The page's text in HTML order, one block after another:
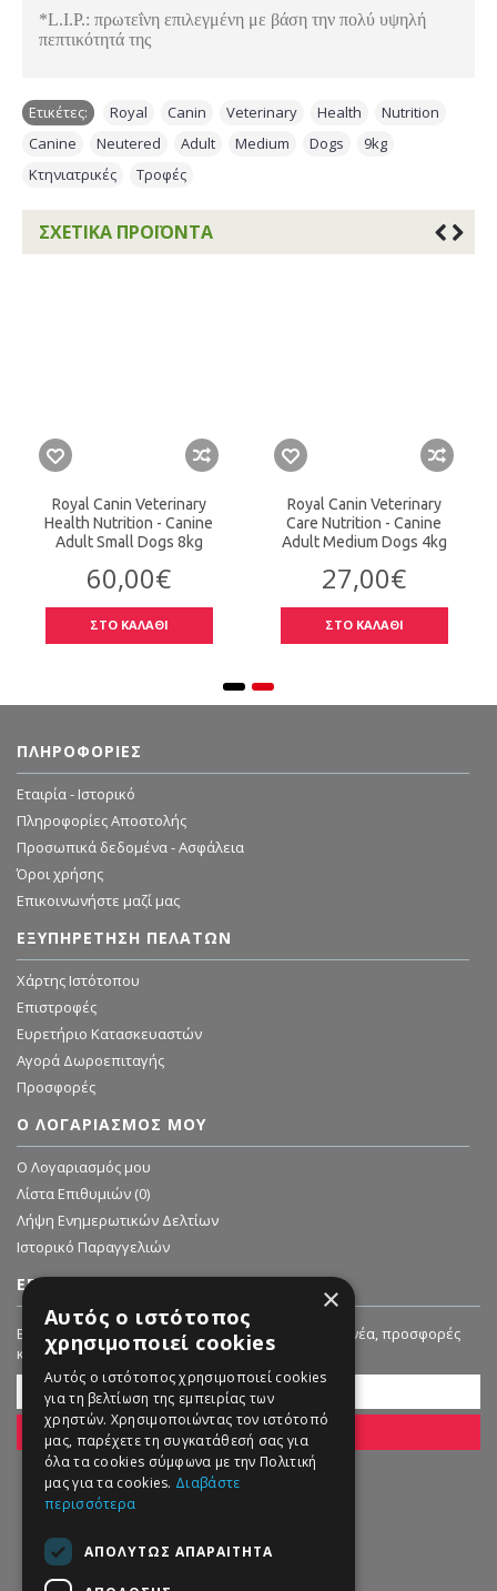
*L.I.P.: πρωτεΐνη επιλεγμένη με βάση την πολύ υψηλή
πεπτικότητά της
Ετικέτες: Royal Canin Veterinary Health Nutrition
Canine
Neutered Adult Medium Dogs 9kg
Κτηνιατρικές
Τροφές
ΣΧΕΤΙΚΆ ΠΡΟΪΌΝΤΑ
Royal Canin Veterinary
Health Nutrition - Canine
Adult Small Dogs 8kg
60,00€
ΣΤΟ ΚΑΛΑΘΙ
Royal Canin Veterinary
Care Nutrition - Canine
Adult Medium Dogs 4kg
27,00€
ΣΤΟ ΚΑΛΑΘΙ
ΠΛΗΡΟΦΟΡΊΕΣ
Εταιρία - Ιστορικό
Πληροφορίες Αποστολής
Προσωπικά δεδομένα - Ασφάλεια
Όροι χρήσης
Επικοινωνήστε μαζί μας
ΕΞΥΠΗΡΈΤΗΣΗ ΠΕΛΑΤΏΝ
Χάρτης Ιστότοπου
Επιστροφές
Ευρετήριο Κατασκευαστών
Αγορά Δωροεπιταγής
Προσφορές
Ο ΛΟΓΑΡΙΑΣΜΌΣ ΜΟΥ
O Λογαριασμός μου
Λίστα Επιθυμιών (0)
Λήψη Ενημερωτικών Δελτίων
Ιστορικό Παραγγελιών
ΕΓΓΡΑΦΗ ΣΤΟ NEWSLETTER
Εγγραφείτε στο Newsletter μας για να λαμβάνετε νέα, προσφορές
και εκπτώσεις!
ΕΓΓΡΑΦΗ
×
Αυτός ο ιστότοπος
χρησιμοποιεί cookies
Αυτός ο ιστότοπος χρησιμοποιεί cookies
για τη βελτίωση της εμπειρίας των
χρηστών. Χρησιμοποιώντας τον ιστότοπό
μας, παρέχετε τη συγκατάθεσή σας για
όλα τα cookies σύμφωνα με την Πολιτική
μας για τα cookies. Διαβάστε
περισσότερα
ΑΠΟΛΎΤΩΣ ΑΠΑΡΑΊΤΗΤΑ